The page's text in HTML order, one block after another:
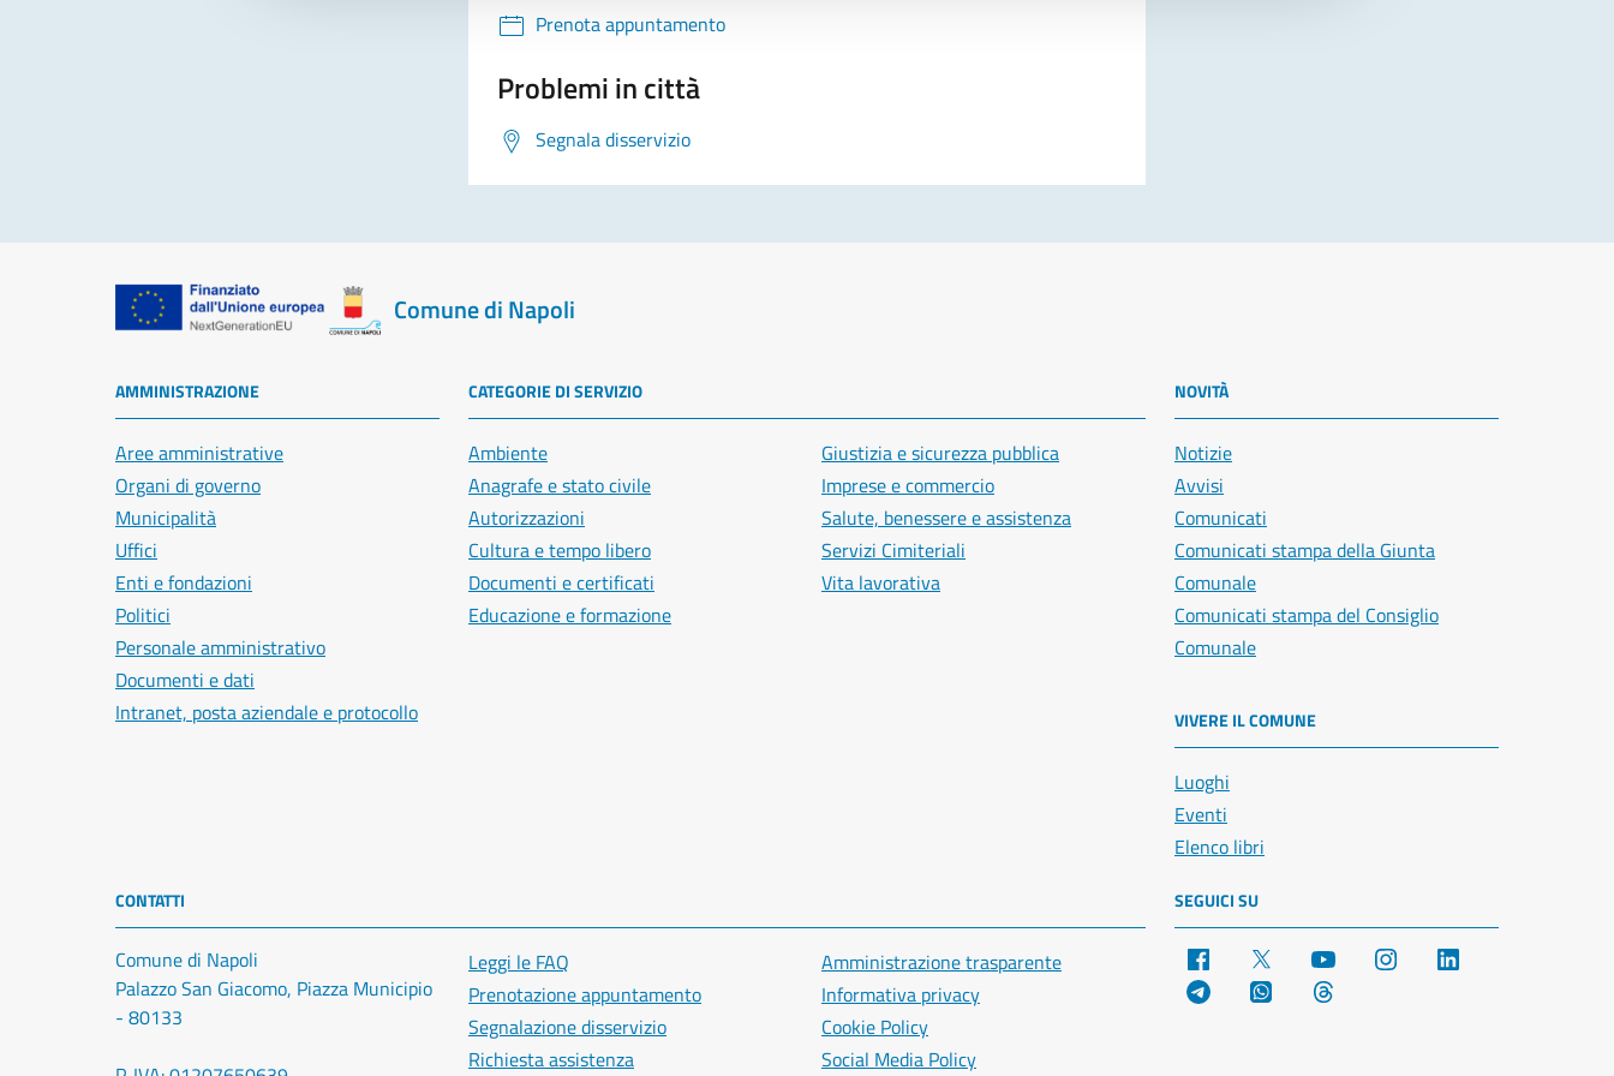
Prenota appuntamento
Problemi in città
Segnala disservizio
Comune di Napoli
AMMINISTRAZIONE
Aree amministrative
Organi di governo
Municipalità
Uffici
Enti e fondazioni
Politici
Personale amministrativo
Documenti e dati
Intranet, posta aziendale e protocollo
CATEGORIE DI SERVIZIO
Ambiente
Anagrafe e stato civile
Autorizzazioni
Cultura e tempo libero
Documenti e certificati
Educazione e formazione
Giustizia e sicurezza pubblica
Imprese e commercio
Salute, benessere e assistenza
Servizi Cimiteriali
Vita lavorativa
NOVITÀ
Notizie
Avvisi
Comunicati
Comunicati stampa della Giunta
Comunale
Comunicati stampa del Consiglio
Comunale
VIVERE IL COMUNE
Luoghi
Eventi
Elenco libri
CONTATTI
Comune di Napoli
Palazzo San Giacomo, Piazza Municipio
- 80133
Leggi le FAQ
Prenotazione appuntamento
Segnalazione disservizio
Richiesta assistenza
Amministrazione trasparente
Informativa privacy
Cookie Policy
Social Media Policy
SEGUICI SU
Facebook YouTube Instagram
Telegram WhatsApp